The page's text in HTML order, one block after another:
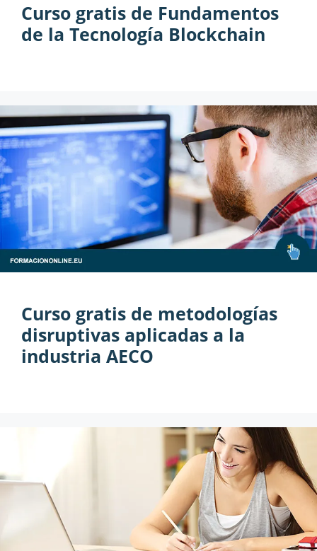
Curso gratis de Fundamentos
de la Tecnología Blockchain
Curso gratis de metodologías
disruptivas aplicadas a la
industria AECO